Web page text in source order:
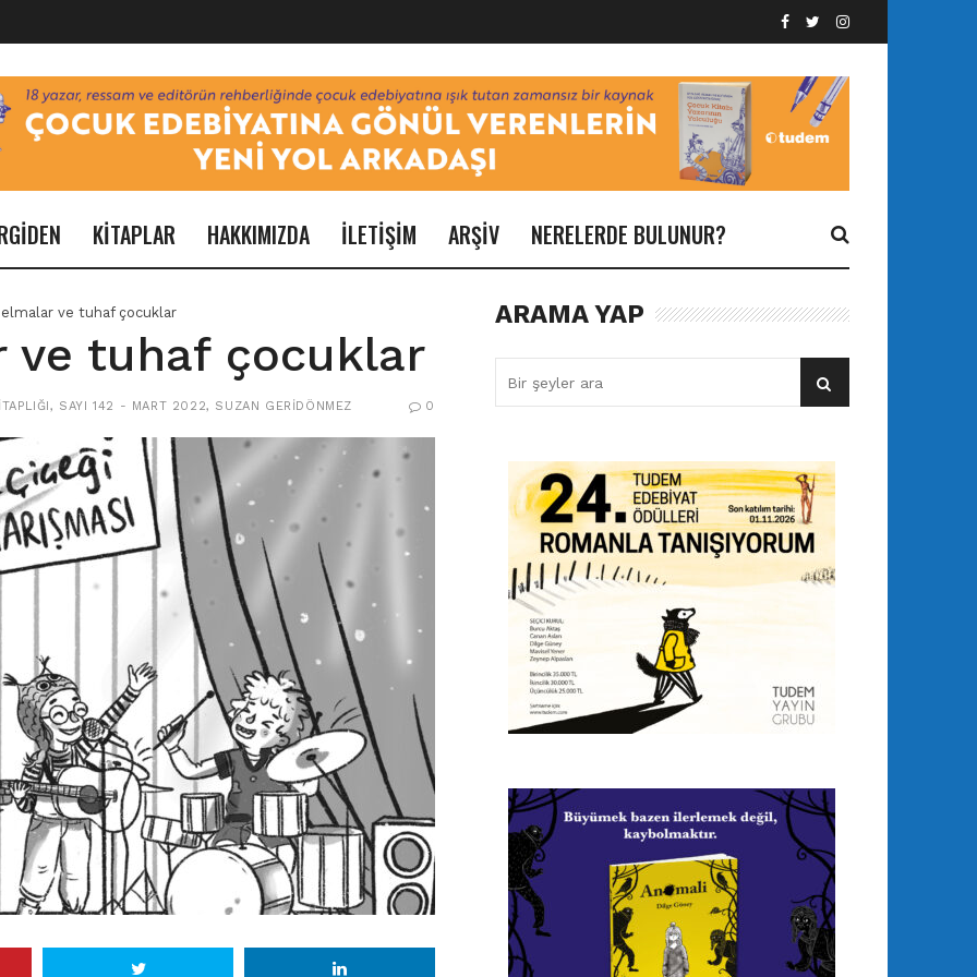
KİTAPLAR HAKKIMIZDA İLETİŞİM ARŞİV NERELERDE BULUNUR?
elmalar ve tuhaf çocuklar
ve tuhaf çocuklar
, SAYI 142 - MART 2022, SUZAN GERIDÖNMEZ 0
ARAMA YAP